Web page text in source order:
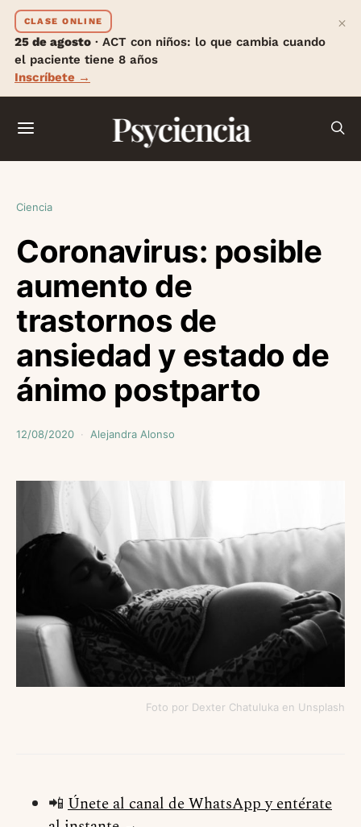
CLASE ONLINE
25 de agosto · ACT con niños: lo que cambia cuando
el paciente tiene 8 años
Inscríbete →
×
Psyciencia
Ciencia
Coronavirus: posible
aumento de
trastornos de
ansiedad y estado de
ánimo postparto
12/08/2020 Alejandra Alonso
Foto por Dexter Chatuluka en Unsplash
📲 Únete al canal de WhatsApp y entérate